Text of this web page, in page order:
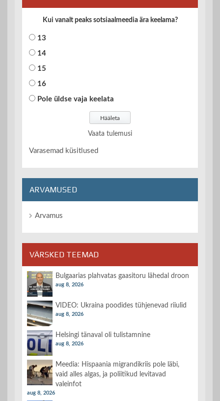
Kui vanalt peaks sotsiaalmeedia ära keelama?
13
14
15
16
Pole üldse vaja keelata
Vaata tulemusi
Varasemad küsitlused
ARVAMUSED
Arvamus
VÄRSKED TEEMAD
Bulgaarias plahvatas gaasitoru lähedal droon
aug 8, 2026
VIDEO: Ukraina poodides tühjenevad riiulid
aug 8, 2026
Helsingi tänaval oli tulistamnine
aug 8, 2026
Meedia: Hispaania migrandikriis pole läbi,
vaid alles algas, ja poliitikud levitavad
valeinfot
aug 8, 2026